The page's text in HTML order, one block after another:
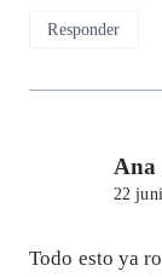
Responder
Ana
22
Todo esto ya